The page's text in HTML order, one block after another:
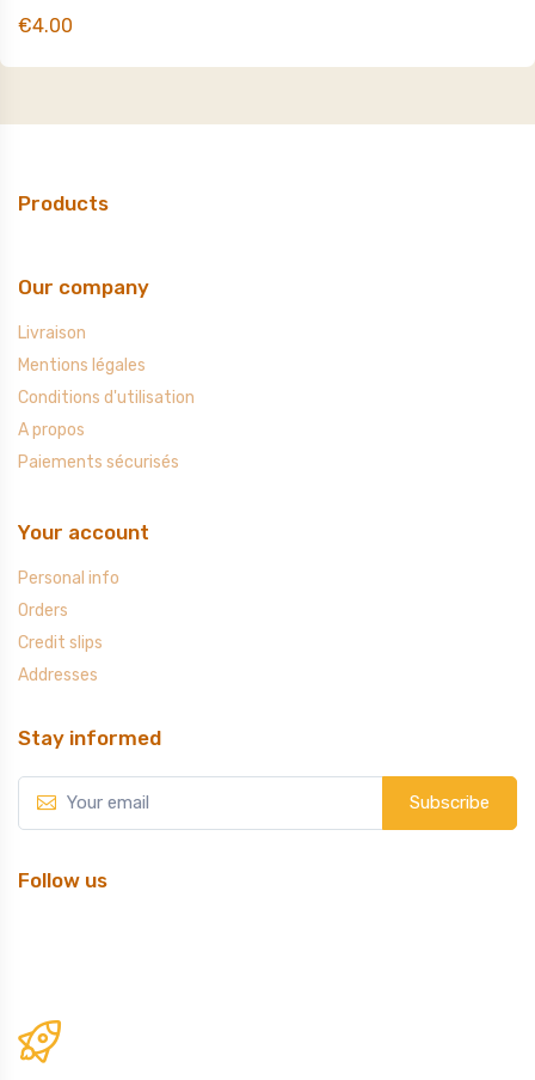
€4.00
Products
Our company
Livraison
Mentions légales
Conditions d'utilisation
A propos
Paiements sécurisés
Your account
Personal info
Orders
Credit slips
Addresses
Stay informed
Subscribe
Follow us